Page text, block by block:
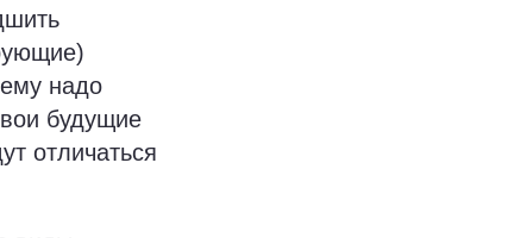
надо
будущие
отличаться